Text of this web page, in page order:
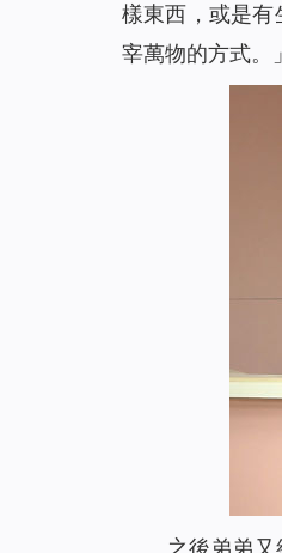
樣東西，或是有
宰萬物的方式。
之後弟弟